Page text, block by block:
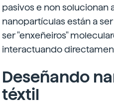
pasivos e non solucionan
nanopartículas están a
ser "enxeñeiros"
interactuando
Deseñando
téxtil